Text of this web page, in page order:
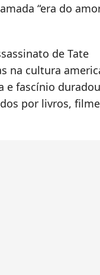
“era do
de Tate
na cultura
e fascínio
por livros,